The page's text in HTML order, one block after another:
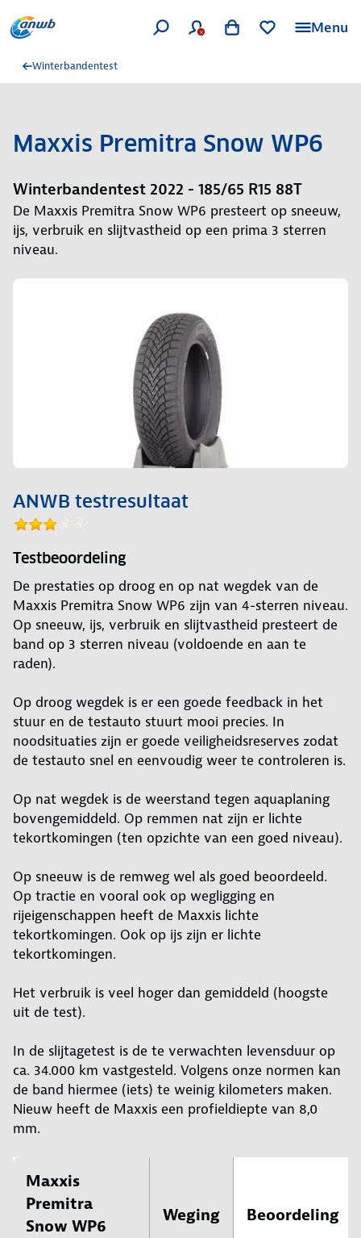
Menu
Winterbandentest
Maxxis Premitra Snow WP6
Winterbandentest 2022 - 185/65 R15 88T
De Maxxis Premitra Snow WP6 presteert op sneeuw,
ijs, verbruik en slijtvastheid op een prima 3 sterren
niveau.
ANWB testresultaat
Testbeoordeling
De prestaties op droog en op nat wegdek van de
Maxxis Premitra Snow WP6 zijn van 4-sterren niveau.
Op sneeuw, ijs, verbruik en slijtvastheid presteert de
band op 3 sterren niveau (voldoende en aan te
raden).
Op droog wegdek is er een goede feedback in het
stuur en de testauto stuurt mooi precies. In
noodsituaties zijn er goede veiligheidsreserves zodat
de testauto snel en eenvoudig weer te controleren is.
Op nat wegdek is de weerstand tegen aquaplaning
bovengemiddeld. Op remmen nat zijn er lichte
tekortkomingen (ten opzichte van een goed niveau).
Op sneeuw is de remweg wel als goed beoordeeld.
Op tractie en vooral ook op wegligging en
rijeigenschappen heeft de Maxxis lichte
tekortkomingen. Ook op ijs zijn er lichte
tekortkomingen.
Het verbruik is veel hoger dan gemiddeld (hoogste
uit de test).
In de slijtagetest is de te verwachten levensduur op
ca. 34.000 km vastgesteld. Volgens onze normen kan
de band hiermee (iets) te weinig kilometers maken.
Nieuw heeft de Maxxis een profieldiepte van 8,0
mm.
Maxxis
Premitra
Snow WP6
Weging Beoordeling